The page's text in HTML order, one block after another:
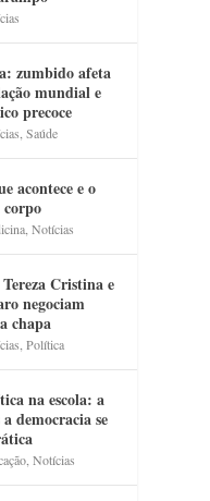
zumbido afeta
mundial e
precoce
,Saúde
acontece e o
corpo
,Notícias
Cristina e
negociam
chapa
,Política
na escola: a
democracia se
,Notícias